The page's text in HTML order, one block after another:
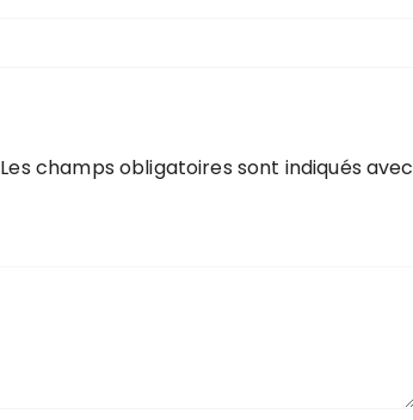
Les champs obligatoires sont indiqués avec